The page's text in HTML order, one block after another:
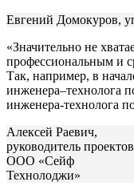
Евгений Домокуров,
«Значительно не
профессиональным и
Так, например, в
инженера–технолога
инженера-технолога
Алексей Раевич,
руководитель проектов
ООО «Сейф
Технолоджи»